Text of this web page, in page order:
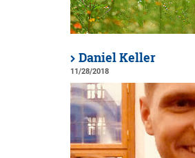
Daniel Keller
11/28/2018